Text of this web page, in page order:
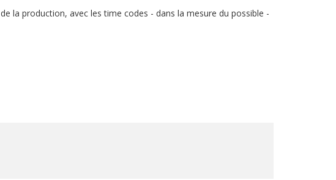
la production, avec les time codes - dans la mesure du possible -